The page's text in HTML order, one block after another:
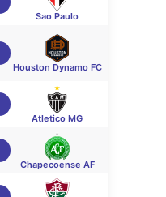
Sao Paulo
Houston Dynamo FC
Atletico MG
Chapecoense AF